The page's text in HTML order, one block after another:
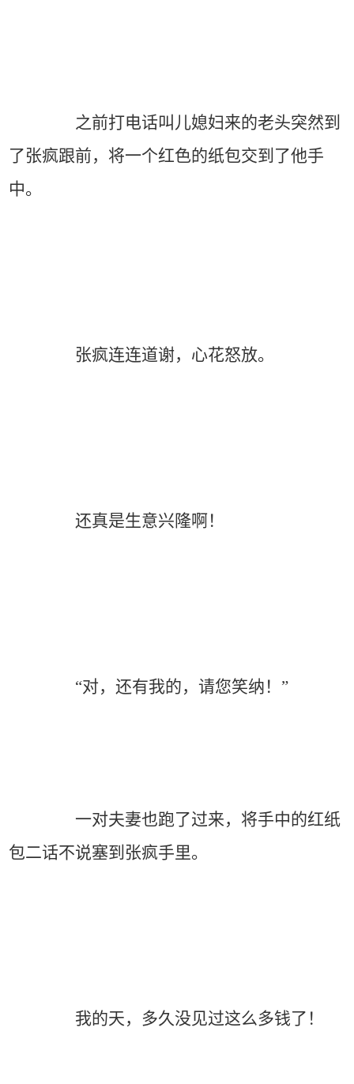
之前打电话叫儿媳妇来的老头突然到
了张疯跟前，将一个红色的纸包交到了他手
中。
张疯连连道谢，心花怒放。
还真是生意兴隆啊！
“对，还有我的，请您笑纳！”
一对夫妻也跑了过来，将手中的红纸
包二话不说塞到张疯手里。
我的天，多久没见过这么多钱了！